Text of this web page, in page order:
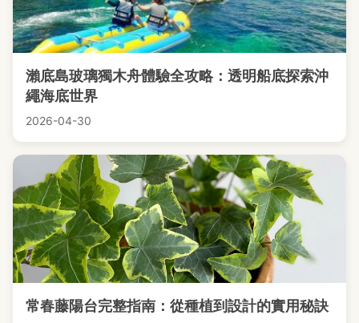
瀨底島玻璃獨木舟體驗全攻略：透明船底探索沖
繩海底世界
2026-04-30
常春藤陽台完整指南：從種植到設計的實用秘訣